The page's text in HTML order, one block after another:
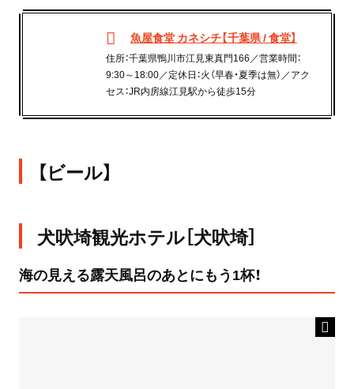
魚屋食堂 カネシチ【千葉県 / 食堂】
住所：千葉県鴨川市江見東真門166／営業時間：
9:30～18:00／定休日：火（早春・夏季は無）／アク
セス：JR内房線江見駅から徒歩15分
【ビール】
犬吠埼観光ホテル［犬吠埼］
海の見える露天風呂のあとにもう1杯！